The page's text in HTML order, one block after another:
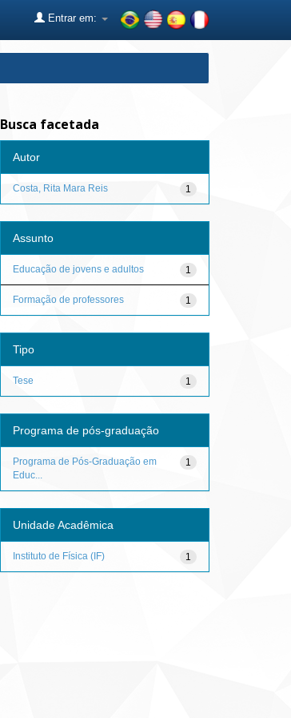
Entrar em:
Busca facetada
Autor
1
Costa, Rita Mara Reis
Assunto
1
Educação de jovens e adultos
1
Formação de professores
Tipo
1
Tese
Programa de pós-graduação
1
Programa de Pós-Graduação em
Educ...
Unidade Acadêmica
1
Instituto de Física (IF)